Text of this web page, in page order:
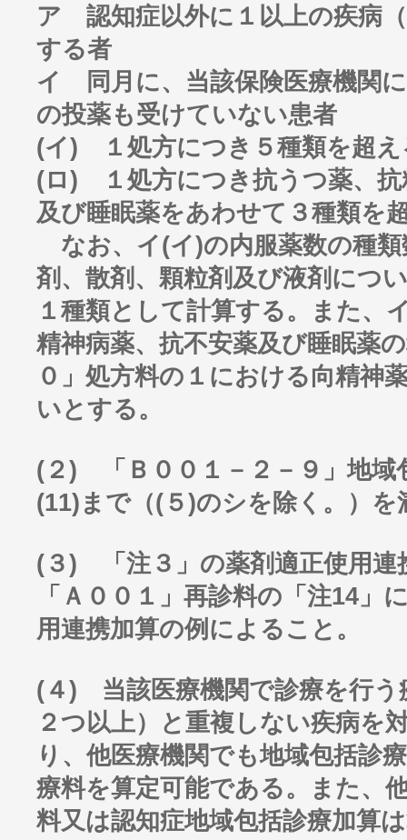
ア 認知症以外に１以上の疾病
する者
イ 同月に、当該保険医療機関
の投薬も受けていない患者
(イ) １処方につき５種類を超え
(ロ) １処方につき抗うつ薬、抗
及び睡眠薬をあわせて３種類を
なお、イ(イ)の内服薬数の種
剤、散剤、顆粒剤及び液剤につ
１種類として計算する。また、
精神病薬、抗不安薬及び睡眠薬
０」処方料の１における向精神
いとする。
(２) 「Ｂ００１－２－９」地域
(11)まで（(５)のシを除く。）を
(３) 「注３」の薬剤適正使用連
「Ａ００１」再診料の「注14」
用連携加算の例によること。
(４) 当該医療機関で診療を行う
２つ以上）と重複しない疾病を
り、他医療機関でも地域包括診
療料を算定可能である。また、
料又は認知症地域包括診療加算